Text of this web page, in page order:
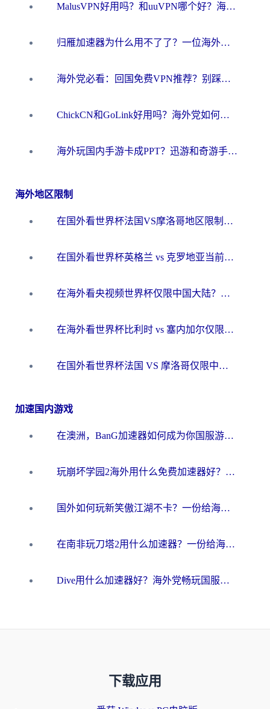
MalusVPN好用吗？和uuVPN哪个好？海外党无缝访问国内资源的真实对比与选择指南
归雁加速器为什么用不了了？一位海外游子的真实困惑与技术解答
海外党必看：回国免费VPN推荐？别踩坑！教你选对加速器无缝刷国内资源
ChickCN和GoLink好用吗？海外党如何选对回国加速器
海外玩国内手游卡成PPT？迅游和奇游手游哪个好？一篇讲透回国加速器怎么选
海外地区限制
在国外看世界杯法国VS摩洛哥地区限制？这篇指南让你流畅看中文解说无压力
在国外看世界杯英格兰 vs 克罗地亚当前地区不可播放？这篇指南帮你搞定所有海外观赛难题
在海外看央视频世界杯仅限中国大陆？这篇指南帮你解锁中文解说+无卡顿直播
在海外看世界杯比利时 vs 塞内加尔仅限中国大陆？我找到了最流畅的中文解说之路
在国外看世界杯法国 VS 摩洛哥仅限中国大陆？海外党这样看中文解说赛事不卡顿
加速国内游戏
在澳洲，BanG加速器如何成为你国服游戏的“时光机”？
玩崩坏学园2海外用什么免费加速器好？2026海外党亲测国服游戏加速指南
国外如何玩新笑傲江湖不卡？一份给海外游子的终极网络指南
在南非玩刀塔2用什么加速器？一份给海外游子的终极生存指南
Dive用什么加速器好？海外党畅玩国服游戏的终极避坑指南
下载应用